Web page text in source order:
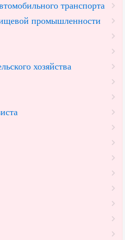
транспорта
промышленности
хозяйства